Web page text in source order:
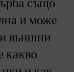
също
и може
външни
какво